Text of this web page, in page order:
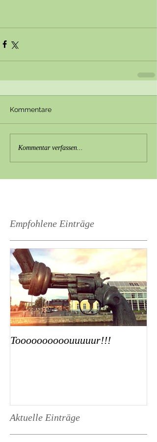
Kommentare
Kommentar verfassen...
Empfohlene Einträge
Toooooooooouuuuur!!!
Aktuelle Einträge